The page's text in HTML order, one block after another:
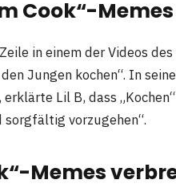
Cook“-Memes
in einem der Videos des
Jungen kochen“. In
Lil B, dass
sorgfältig vorzugehen“.
“-Memes